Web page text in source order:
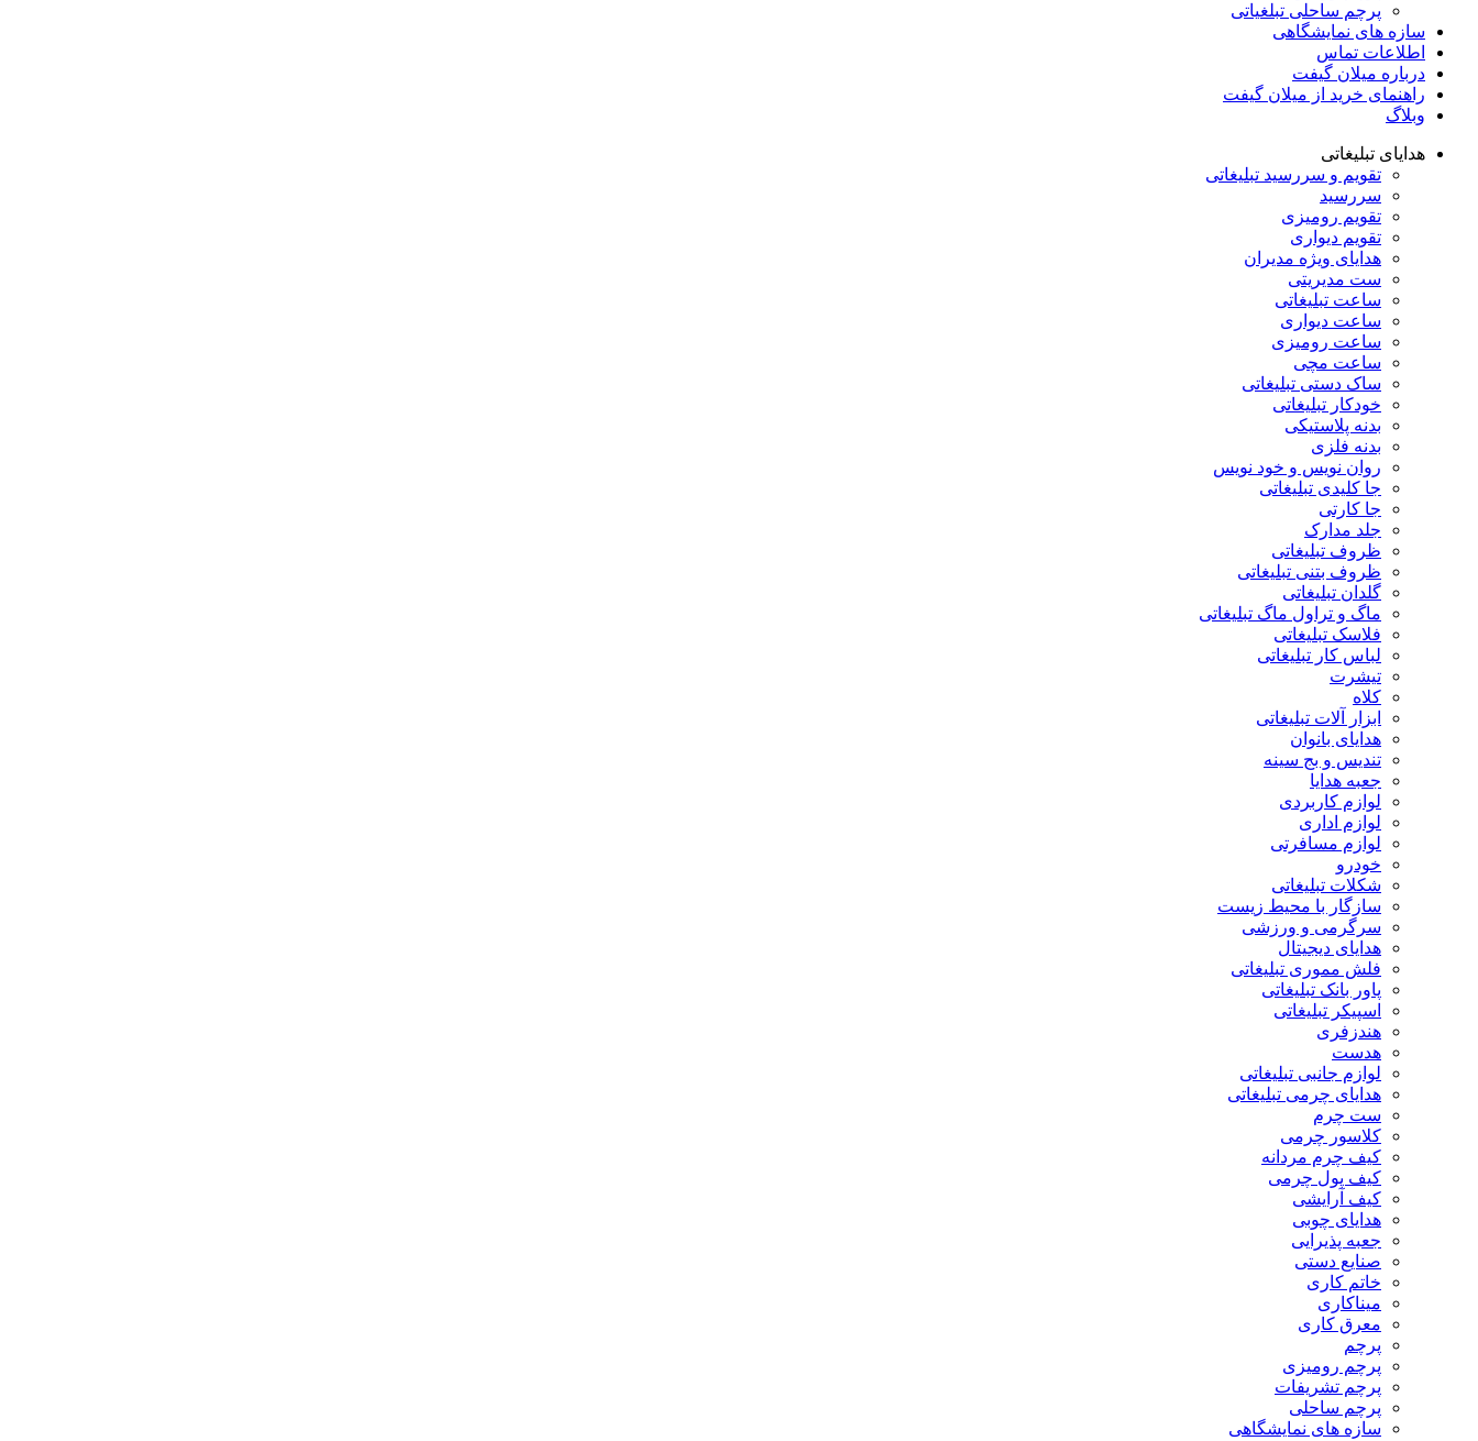
پرچم ساحلی تبلغیاتی
سازه های نمایشگاهی
اطلاعات تماس
درباره میلان گیفت
راهنمای خرید از میلان گیفت
وبلاگ
هدایای تبلیغاتی
تقویم و سررسید تبلیغاتی
سررسید
تقویم رومیزی
تقویم دیواری
هدایای ویژه مدیران
ست مدیریتی
ساعت تبلیغاتی
ساعت دیواری
ساعت رومیزی
ساعت مچی
ساک دستی تبلیغاتی
خودکار تبلیغاتی
بدنه پلاستیکی
بدنه فلزی
روان نویس و خود نویس
جا کلیدی تبلیغاتی
جا کارتی
جلد مدارک
ظروف تبلیغاتی
ظروف بتنی تبلیغاتی
گلدان تبلیغاتی
ماگ و تراول ماگ تبلیغاتی
فلاسک تبلیغاتی
لباس کار تبلیغاتی
تیشرت
کلاه
ابزار آلات تبلیغاتی
هدایای بانوان
تندیس و بج سینه
جعبه هدایا
لوازم کاربردی
لوازم اداری
لوازم مسافرتی
خودرو
شکلات تبلیغاتی
سازگار با محیط زیست
سرگرمی و ورزشی
هدایای دیجیتال
فلش مموری تبلیغاتی
پاور بانک تبلیغاتی
اسپیکر تبلیغاتی
هندزفری
هدست
لوازم جانبی تبلیغاتی
هدایای چرمی تبلیغاتی
ست چرم
کلاسور چرمی
کیف چرم مردانه
کیف پول چرمی
کیف آرایشی
هدایای چوبی
جعبه پذیرایی
صنایع دستی
خاتم کاری
میناکاری
معرق کاری
پرچم
پرچم رومیزی
پرچم تشریفات
پرچم ساحلی
سازه های نمایشگاهی